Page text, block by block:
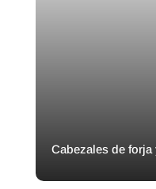
Cabezales de